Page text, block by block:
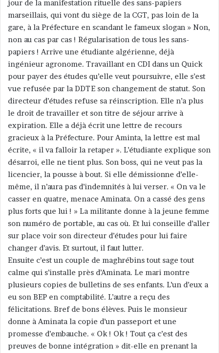
jour de la manifestation rituelle des sans-papiers
marseillais, qui vont du siège de la CGT, pas loin de la
gare, à la Préfecture en scandant le fameux slogan » Non,
non au cas par cas ! Régularisation de tous les sans-
papiers ! Arrive une étudiante algérienne, déjà
ingénieur agronome. Travaillant en CDI dans un Quick
pour payer des études qu’elle veut poursuivre, elle s’est
vue refusée par la DDTE son changement de statut. Son
directeur d’études refuse sa réinscription. Elle n’a plus
le droit de travailler et son titre de séjour arrive à
expiration. Elle a déjà écrit une lettre de recours
gracieux à la Préfecture. Pour Aminta, la lettre est mal
écrite, « il va falloir la retaper ». L’étudiante explique son
désarroi, elle ne tient plus. Son boss, qui ne veut pas la
licencier, la pousse à bout. Si elle démissionne d’elle-
même, il n’aura pas d’indemnités à lui verser. « On va le
casser en quatre, menace Aminata. On a cassé des gens
plus forts que lui ! » La militante donne à la jeune femme
son numéro de portable, au cas où. Et lui conseille d’aller
sur place voir son directeur d’études pour lui faire
changer d’avis. Et surtout, il faut lutter.
Ensuite c’est un couple de maghrébins tout sage tout
calme qui s’installe près d’Aminata. Le mari montre
plusieurs copies de bulletins de ses enfants. L’un d’eux a
eu son BEP en comptabilité. L’autre a reçu des
félicitations. Bref de bons élèves. Puis le monsieur
donne à Aminata la copie d’un passeport et une
promesse d’embauche. « Ok ! Ok ! Tout ça c’est des
preuves de bonne intégration » dit-elle en prenant la